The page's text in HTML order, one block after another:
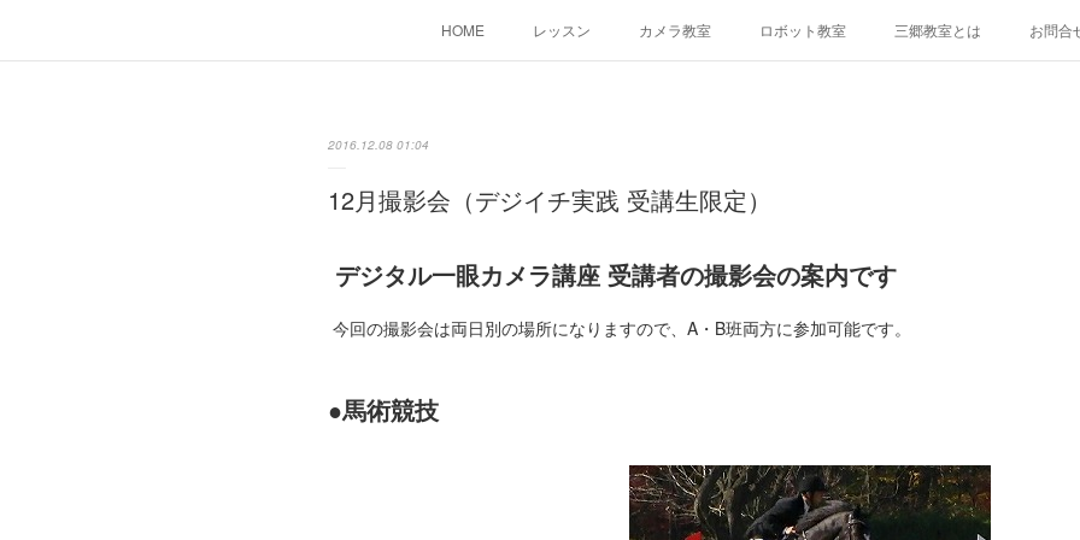
HOME レッスン カメラ教室 ロボット教室 三郷教室とは お問合
2016.12.08 01:04
12月撮影会（デジイチ実践 受講生限定）
デジタル一眼カメラ講座 受講者の撮影会の案内です
今回の撮影会は両日別の場所になりますので、A・B班両方に参加可能です。
●馬術競技